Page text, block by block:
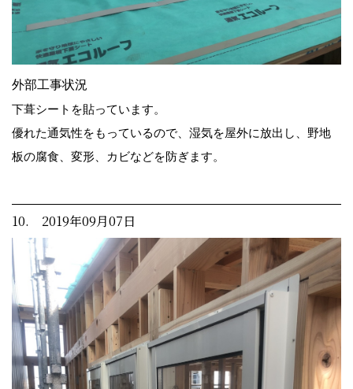
外部工事状況
下葺シートを貼っています。
優れた通気性をもっているので、湿気を屋外に放出し、野地
板の腐食、変形、カビなどを防ぎます。
10. 2019年09月07日